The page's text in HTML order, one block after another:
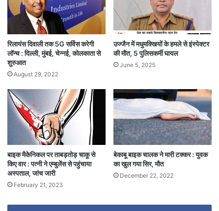
रिलायंस दिवाली तक 5G सर्विस करेगी
लॉन्च : दिल्ली, मुंबई, चेन्नई, कोलकाता से
शुरुआत
August 29, 2022
उज्जैन में मधुमक्खियों के हमले से इंस्पेक्टर
की मौत, 5 पुलिसकर्मी घायल
June 5, 2025
बाइक मैकेनिकल पर ताबड़तोड़ चाकू से
किए वार : पत्नी ने एम्बुलेंस से पहुंचाया
अस्पताल, जांच जारी
February 21, 2023
बेकाबू बाइक चालक ने मारी टक्कर : युवक
का खुल गया सिर, मौत
December 22, 2022